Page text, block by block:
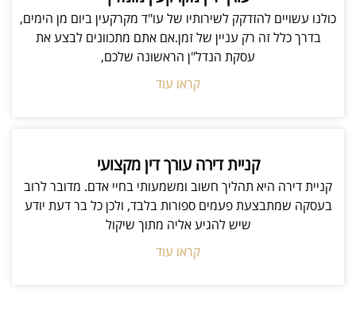
כולנו עשויים להזדקק לשירותיו של עו"ד מקרקעין ביום מן הימים,
בדרך כלל זה רק עניין של זמן.אם אתם מתכוונים לבצע את
עסקת הנדל"ן הראשונה שלכם,
קראו עוד
קניית דירה עורך דין מקצועי
קניית דירה היא תהליך חשוב ומשמעותי בחיי אדם. מדובר לרוב
בעסקה שמתבצעת פעמים ספורות בלבד, ולכן כל בר דעת יודע
שיש להגיע אליה מתוך שיקול
קראו עוד